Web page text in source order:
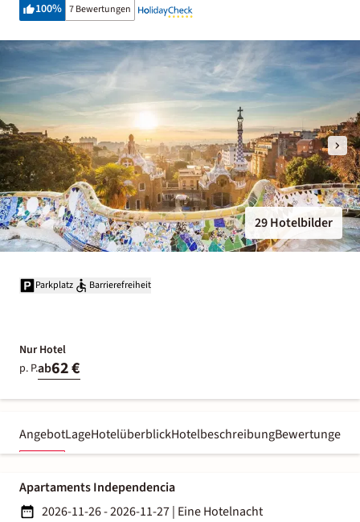
100% 7 Bewertungen
29 Hotelbilder
Parkplatz Barrierefreiheit
Nur Hotel
p. P.ab62 €
AngebotLageHotelüberblickHotelbeschreibungBewertungen
Apartaments Independencia
2026-11-26 - 2026-11-27| Eine Hotelnacht